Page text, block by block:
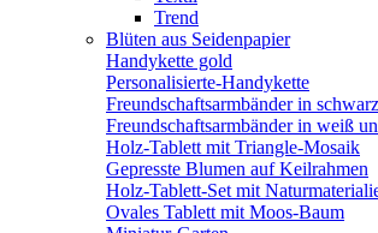
Trend
Blüten aus Seidenpapier
Handykette gold
Personalisierte-Handykette
Freundschaftsarmbänder in
Freundschaftsarmbänder in weiß
Holz-Tablett mit Triangle-Mosaik
Gepresste Blumen auf Keilrahmen
Holz-Tablett-Set mit
Ovales Tablett mit Moos-Baum